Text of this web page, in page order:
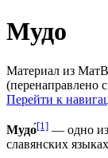
Мудо
Материал из
(перенаправлено
Перейти к
Мудо́[1] — одно из
славянских